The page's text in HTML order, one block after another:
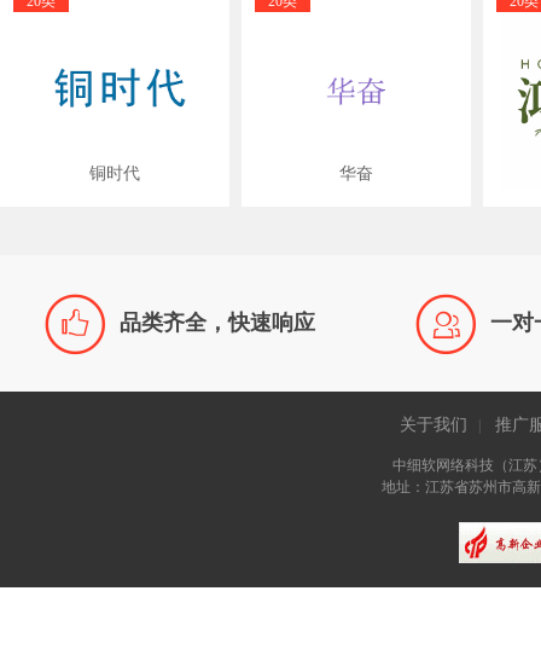
铜时代 华奋
 品类齐全，快速响应  一对
关于我们 推广
中细软网络科技（江
地址：江苏省苏州市高